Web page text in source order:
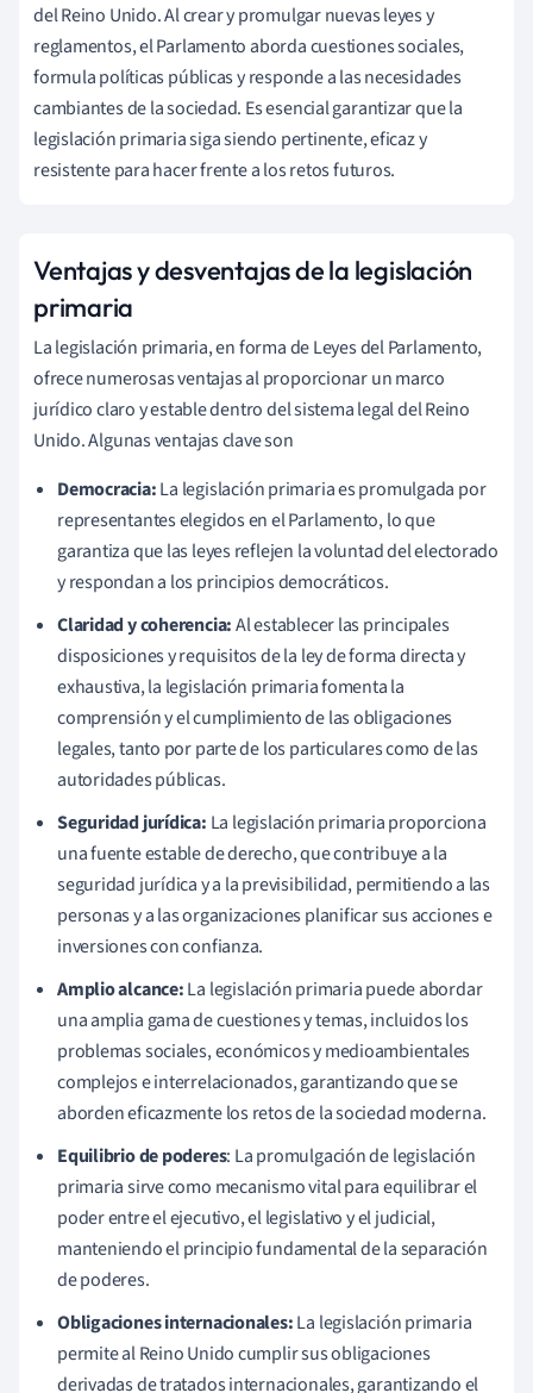
del Reino Unido. Al crear y promulgar nuevas leyes y
reglamentos, el Parlamento aborda cuestiones sociales,
formula políticas públicas y responde a las necesidades
cambiantes de la sociedad. Es esencial garantizar que la
legislación primaria siga siendo pertinente, eficaz y
resistente para hacer frente a los retos futuros.
Ventajas y desventajas de la legislación
primaria
La legislación primaria, en forma de Leyes del Parlamento,
ofrece numerosas ventajas al proporcionar un marco
jurídico claro y estable dentro del sistema legal del Reino
Unido. Algunas ventajas clave son
Democracia:La legislación primaria es promulgada por
representantes elegidos en el Parlamento, lo que
garantiza que las leyes reflejen la voluntad del electorado
y respondan a los principios democráticos.
Claridad y coherencia:Al establecer las principales
disposiciones y requisitos de la ley de forma directa y
exhaustiva, la legislación primaria fomenta la
comprensión y el cumplimiento de las obligaciones
legales, tanto por parte de los particulares como de las
autoridades públicas.
Seguridad jurídica: La legislación primaria proporciona
una fuente estable de derecho, que contribuye a la
seguridad jurídica y a la previsibilidad, permitiendo a las
personas y a las organizaciones planificar sus acciones e
inversiones con confianza.
Amplio alcance:La legislación primaria puede abordar
una amplia gama de cuestiones y temas, incluidos los
problemas sociales, económicos y medioambientales
complejos e interrelacionados, garantizando que se
aborden eficazmente los retos de la sociedad moderna.
Equilibrio de poderes: La promulgación de legislación
primaria sirve como mecanismo vital para equilibrar el
poder entre el ejecutivo, el legislativo y el judicial,
manteniendo el principio fundamental de la separación
de poderes.
Obligaciones internacionales:La legislación primaria
permite al Reino Unido cumplir sus obligaciones
derivadas de tratados internacionales, garantizando el